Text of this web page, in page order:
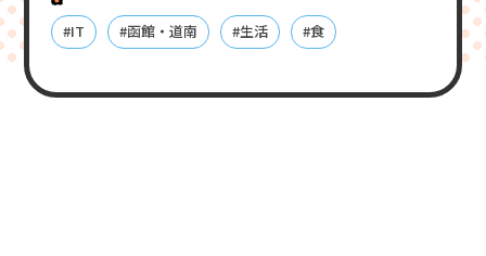
#IT #函館・道南 #生活 #食